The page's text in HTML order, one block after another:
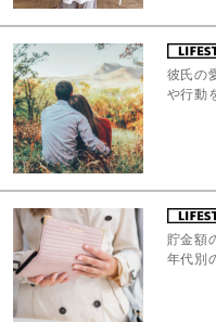
彼氏の
や行動
貯金額
年代別